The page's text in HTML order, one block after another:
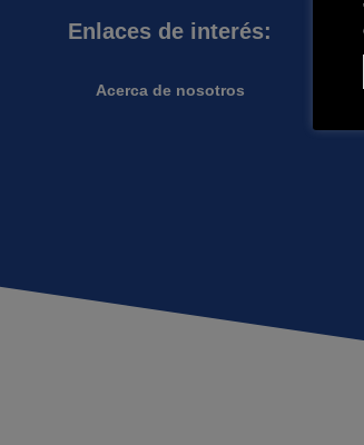
Enlaces de interés:
Acerca de nosotros